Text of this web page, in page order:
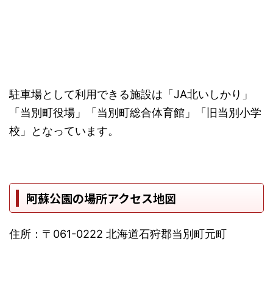
駐車場として利用できる施設は「JA北いしかり」
「当別町役場」「当別町総合体育館」「旧当別小学
校」となっています。
阿蘇公園の場所アクセス地図
住所：〒061-0222 北海道石狩郡当別町元町